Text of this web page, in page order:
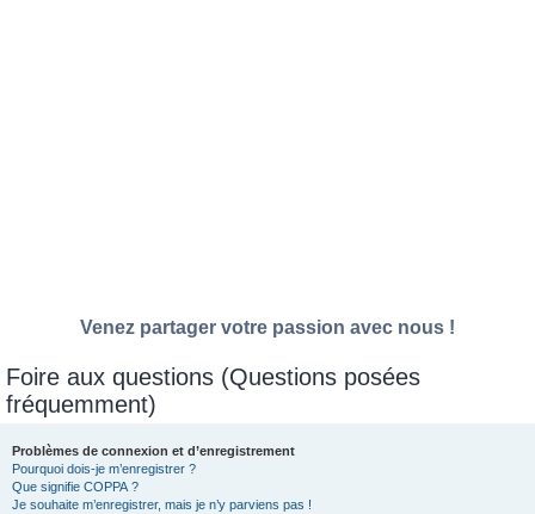
Venez partager votre passion avec nous !
Foire aux questions (Questions posées
fréquemment)
Problèmes de connexion et d’enregistrement
Pourquoi dois-je m’enregistrer ?
Que signifie COPPA ?
Je souhaite m’enregistrer, mais je n’y parviens pas !